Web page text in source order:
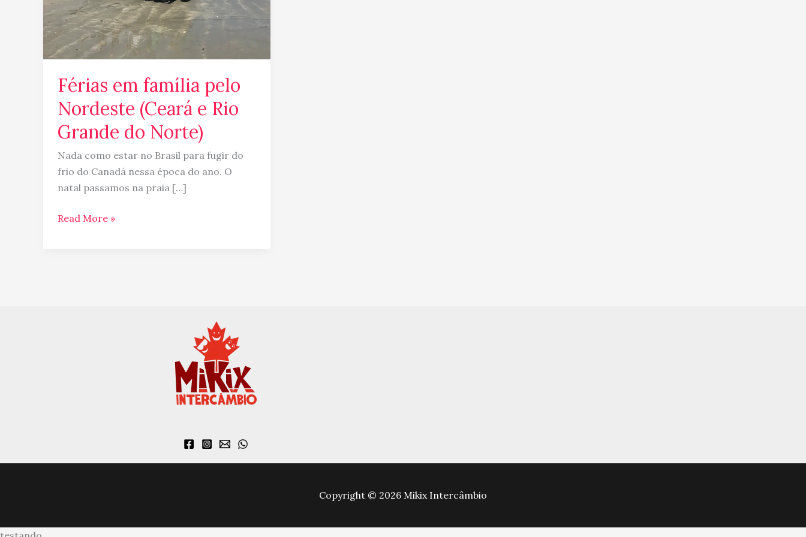
Férias em família pelo
Nordeste (Ceará e Rio
Grande do Norte)
Nada como estar no Brasil para fugir do
frio do Canadá nessa época do ano. O
natal passamos na praia […]
Rio
Grande
Norte)
Read More »
Copyright © 2026 Mikix Intercâmbio